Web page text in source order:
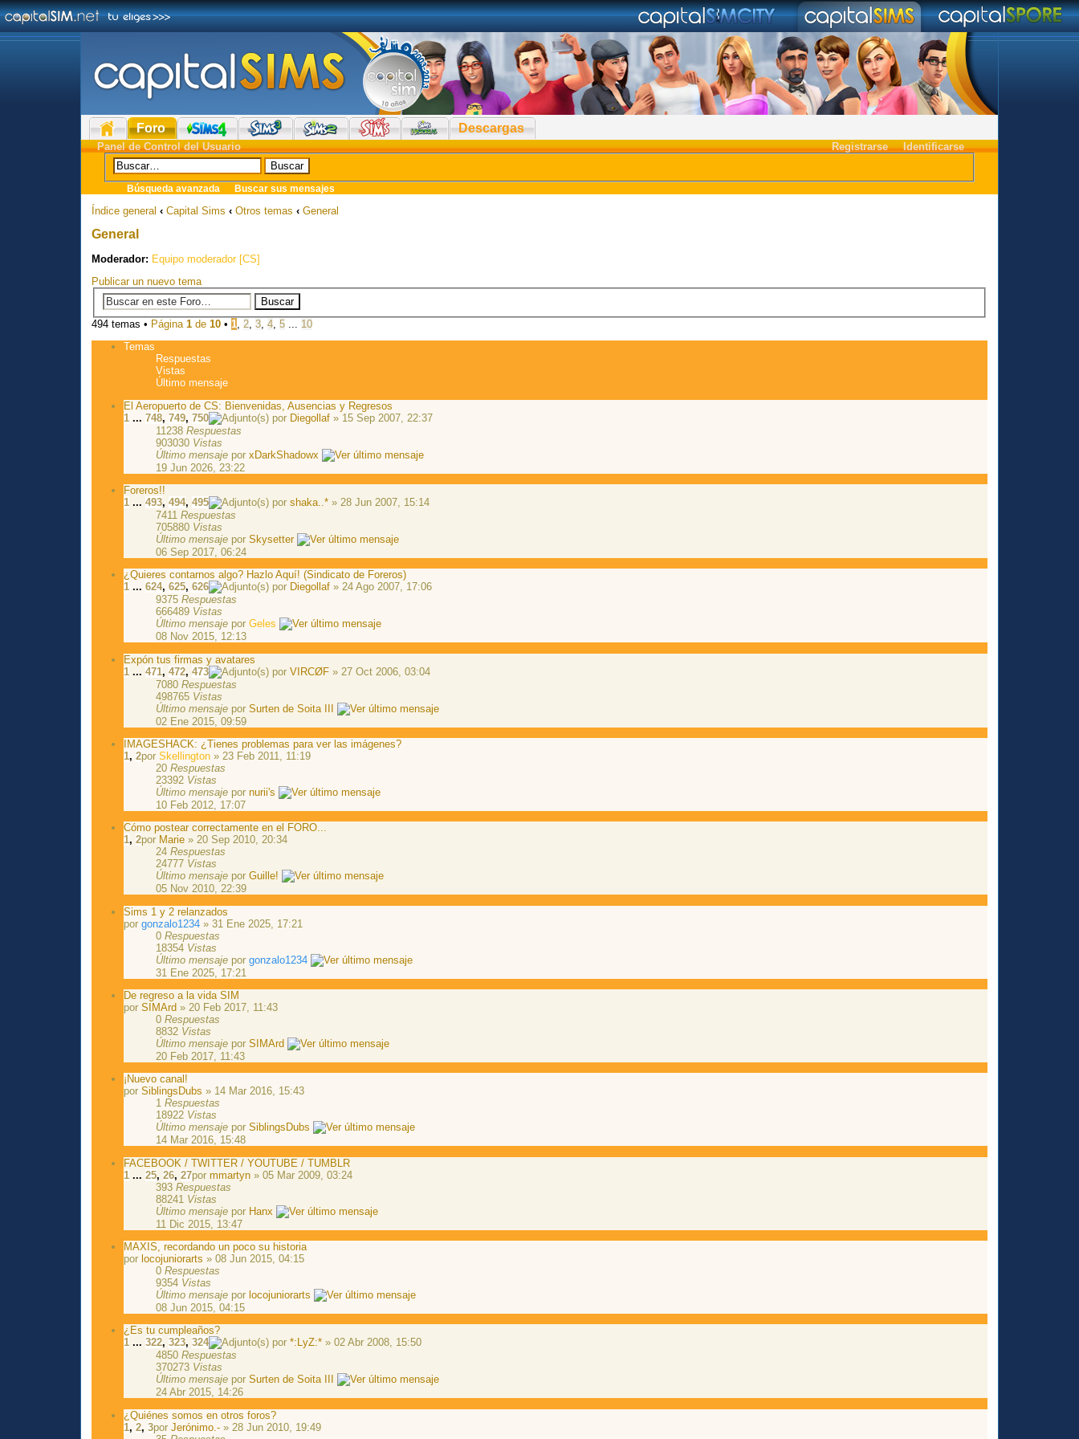
Foro Descargas
Registrarse Identificarse
Panel de Control del Usuario
Búsqueda avanzada Buscar sus mensajes
Índice general ‹ Capital Sims ‹ Otros temas ‹ General
General
Moderador: Equipo moderador [CS]
Publicar un nuevo tema
494 temas • Página1 de10 •1,2,3,4,5 ... 10
Temas
Respuestas
Vistas
Último mensaje
El Aeropuerto de CS: Bienvenidas, Ausencias y Regresos
1 ...748,749,750 por Diegollaf » 15 Sep 2007, 22:37
11238Respuestas
903030 Vistas
Último mensaje porxDarkShadowx
19 Jun 2026, 23:22
Foreros!!
1 ...493,494,495 porshaka..* » 28 Jun 2007, 15:14
7411Respuestas
705880 Vistas
Último mensaje porSkysetter
06 Sep 2017, 06:24
¿Quieres contarnos algo? Hazlo Aquí! (Sindicato de Foreros)
1 ...624,625,626 por Diegollaf » 24 Ago 2007, 17:06
9375Respuestas
666489 Vistas
Último mensaje porGeles
08 Nov 2015, 12:13
Expón tus firmas y avatares
1 ...471,472,473 porVIRCØF » 27 Oct 2006, 03:04
7080Respuestas
498765 Vistas
Último mensaje porSurten de Soita III
02 Ene 2015, 09:59
IMAGESHACK: ¿Tienes problemas para ver las imágenes?
1,2porSkellington » 23 Feb 2011, 11:19
20Respuestas
23392 Vistas
Último mensaje pornurii's
10 Feb 2012, 17:07
Cómo postear correctamente en el FORO...
1,2por Marie » 20 Sep 2010, 20:34
24Respuestas
24777 Vistas
Último mensaje porGuille!
05 Nov 2010, 22:39
Sims 1 y 2 relanzados
porgonzalo1234 » 31 Ene 2025, 17:21
0Respuestas
18354 Vistas
Último mensaje porgonzalo1234
31 Ene 2025, 17:21
De regreso a la vida SIM
porSIMArd » 20 Feb 2017, 11:43
0Respuestas
8832 Vistas
Último mensaje porSIMArd
20 Feb 2017, 11:43
¡Nuevo canal!
porSiblingsDubs » 14 Mar 2016, 15:43
1Respuestas
18922 Vistas
Último mensaje porSiblingsDubs
14 Mar 2016, 15:48
FACEBOOK / TWITTER / YOUTUBE / TUMBLR
1 ...25,26,27pormmartyn » 05 Mar 2009, 03:24
393Respuestas
88241 Vistas
Último mensaje por Hanx
11 Dic 2015, 13:47
MAXIS, recordando un poco su historia
por locojuniorarts » 08 Jun 2015, 04:15
0Respuestas
9354 Vistas
Último mensaje por locojuniorarts
08 Jun 2015, 04:15
¿Es tu cumpleaños?
1 ...322,323,324 por*:LyZ:* » 02 Abr 2008, 15:50
4850Respuestas
370273 Vistas
Último mensaje porSurten de Soita III
24 Abr 2015, 14:26
¿Quiénes somos en otros foros?
1,2,3porJerónimo.- » 28 Jun 2010, 19:49